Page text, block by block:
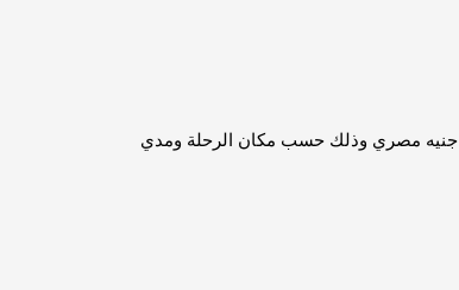
حسب خط سير الرحلة، فيترواح سعر ايجار باص هيونداي اتش وان 21 راكب ما بين 1200 جنيه مصري الي 5200 جنيه مصري وذلك حسب مكان الرحلة ومدي